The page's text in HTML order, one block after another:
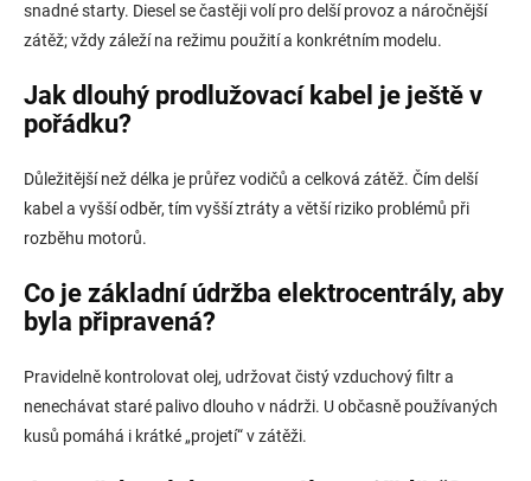
snadné starty. Diesel se častěji volí pro delší provoz a náročnější
zátěž; vždy záleží na režimu použití a konkrétním modelu.
Jak dlouhý prodlužovací kabel je ještě v
pořádku?
Důležitější než délka je průřez vodičů a celková zátěž. Čím delší
kabel a vyšší odběr, tím vyšší ztráty a větší riziko problémů při
rozběhu motorů.
Co je základní údržba elektrocentrály, aby
byla připravená?
Pravidelně kontrolovat olej, udržovat čistý vzduchový filtr a
nenechávat staré palivo dlouho v nádrži. U občasně používaných
kusů pomáhá i krátké „projetí“ v zátěži.